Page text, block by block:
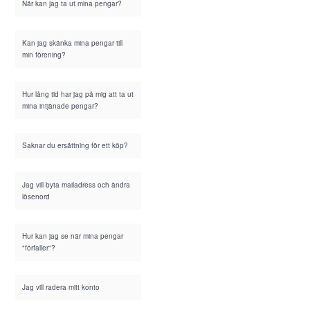
När kan jag ta ut mina pengar?
Kan jag skänka mina pengar till
min förening?
Hur lång tid har jag på mig att ta ut
mina intjänade pengar?
Saknar du ersättning för ett köp?
Jag vill byta mailadress och ändra
lösenord
Hur kan jag se när mina pengar
"förfaller"?
Jag vill radera mitt konto